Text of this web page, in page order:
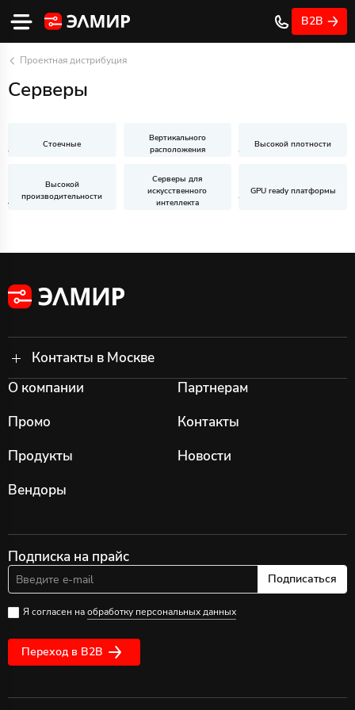
B2B
Проектная дистрибуция
Серверы
Стоечные
Вертикального
расположения
Высокой плотности
Высокой
производительности
Серверы для
искусственного
интеллекта
GPU ready платформы
Контакты в Москве
О компании
Промо
Продукты
Вендоры
Партнерам
Контакты
Новости
Подписка на прайс
Подписаться
Я согласен наобработку персональных данных
Переход в B2B